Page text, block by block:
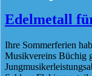
Edelmetall
Ihre Sommerferien
Musikvereins Büchig